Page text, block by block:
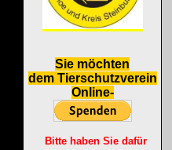
Sie möchten
dem Tierschutzverein
Online-
Bitte haben Sie dafür